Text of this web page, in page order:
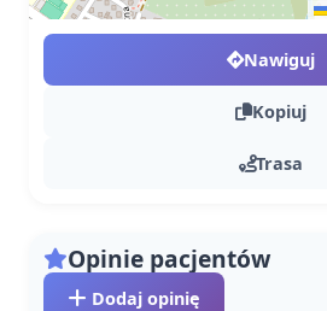
Nawiguj
Kopiuj
Trasa
Opinie pacjentów
Dodaj opinię